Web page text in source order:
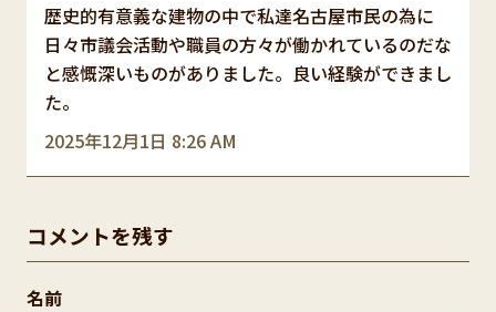
2025年12月1日 8:26 AM
歴史的有意義な建物の中で私達名古屋市民の為に
日々市議会活動や職員の方々が働かれているのだな
と感慨深いものがありました。良い経験ができまし
た。
コメントを残す
名前